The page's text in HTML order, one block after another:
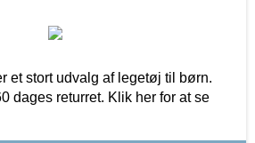
et stort udvalg af legetøj til børn.
dages returret. Klik her for at se